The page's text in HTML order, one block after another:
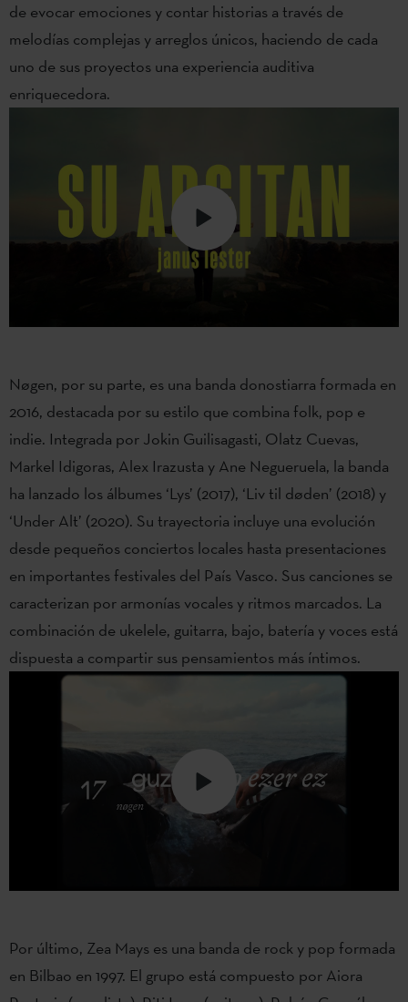
de evocar emociones y contar historias a través de
melodías complejas y arreglos únicos, haciendo de cada
uno de sus proyectos una experiencia auditiva
enriquecedora.
Nøgen, por su parte, es una banda donostiarra formada en
2016, destacada por su estilo que combina folk, pop e
indie. Integrada por Jokin Guilisagasti, Olatz Cuevas,
Markel Idigoras, Alex Irazusta y Ane Negueruela, la banda
ha lanzado los álbumes ‘Lys’ (2017), ‘Liv til døden’ (2018) y
‘Under Alt’ (2020). Su trayectoria incluye una evolución
desde pequeños conciertos locales hasta presentaciones
en importantes festivales del País Vasco. Sus canciones se
caracterizan por armonías vocales y ritmos marcados. La
combinación de ukelele, guitarra, bajo, batería y voces está
dispuesta a compartir sus pensamientos más íntimos.
Por último, Zea Mays es una banda de rock y pop formada
en Bilbao en 1997. El grupo está compuesto por Aiora